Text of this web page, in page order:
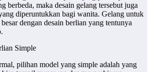
berbeda, maka desain gelang tersebut juga
diperuntukkan bagi wanita. Gelang untuk
dengan desain berlian yang tentunya
Simple
pilihan model yang simple adalah yang